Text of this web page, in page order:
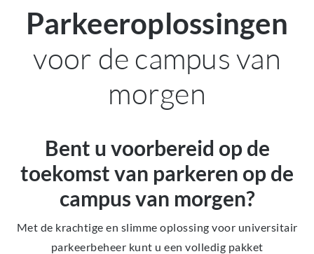
Parkeeroplossingen
voor de campus van
morgen
Bent u voorbereid op de
toekomst van parkeren op de
campus van morgen?
Met de krachtige en slimme oplossing voor universitair
parkeerbeheer kunt u een volledig pakket